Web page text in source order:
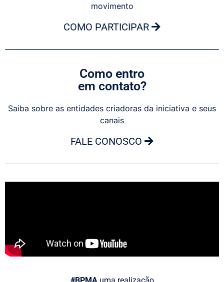
movimento
COMO PARTICIPAR
Como entro
em contato?
Saiba sobre as entidades criadoras da iniciativa e seus
canais
FALE CONOSCO